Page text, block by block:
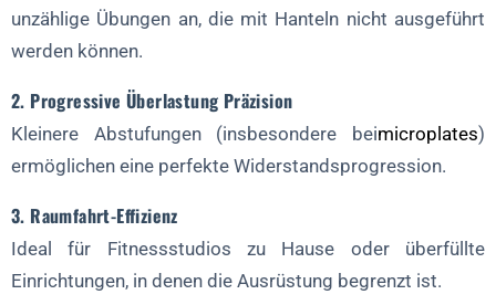
3. Plyo Boxen
Benötigen Sie individuelle Hantelscheibenlösungen für Ihre
Einrichtung?
Überlegungen zur Periodisierung
1. Erlernen der Technik (2-4 Wochen)
2. Lastakkumulation (4-6 Wochen)
unzählige Übungen an, die mit Hanteln nicht ausgeführt
werden können.
2. Progressive Überlastung Präzision
Kleinere Abstufungen (insbesondere beimicroplates)
ermöglichen eine perfekte Widerstandsprogression.
3. Raumfahrt-Effizienz
Ideal für Fitnessstudios zu Hause oder überfüllte
Einrichtungen, in denen die Ausrüstung begrenzt ist.